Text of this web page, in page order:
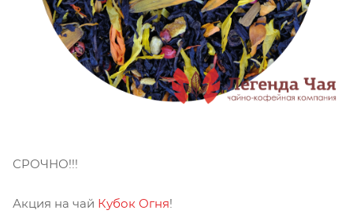
СРОЧНО!!!
Акция на чай Кубок Огня!